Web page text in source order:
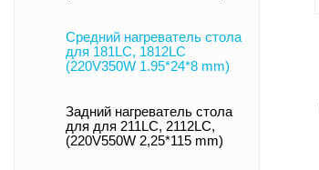
Средний нагреватель стола
для 181LC, 1812LC
(220V350W 1.95*24*8 mm)
Задний нагреватель стола
для для 211LC, 2112LC,
(220V550W 2,25*115 mm)